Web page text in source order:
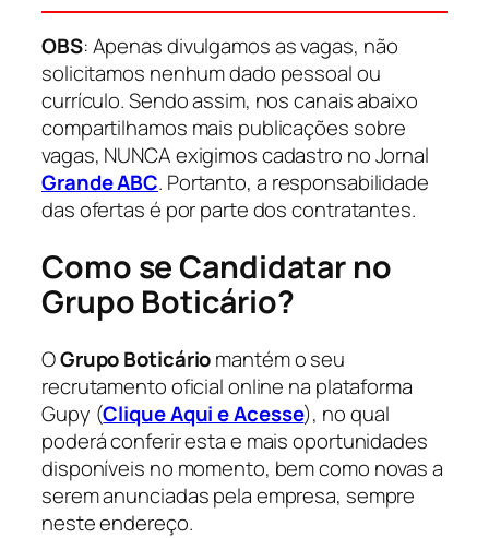
OBS: Apenas divulgamos as vagas, não
solicitamos nenhum dado pessoal ou
currículo. Sendo assim, nos canais abaixo
compartilhamos mais publicações sobre
vagas, NUNCA exigimos cadastro no Jornal
Grande ABC. Portanto, a responsabilidade
das ofertas é por parte dos contratantes.
Como se Candidatar no
Grupo Boticário?
OGrupo Boticáriomantém o seu
recrutamento oficial online na plataforma
Gupy (Clique Aqui e Acesse), no qual
poderá conferir esta e mais oportunidades
disponíveis no momento, bem como novas a
serem anunciadas pela empresa, sempre
neste endereço.